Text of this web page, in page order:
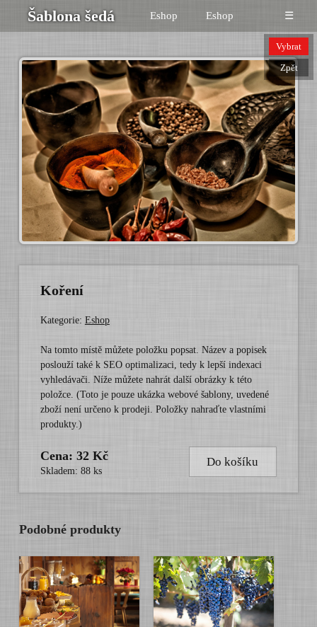
Šablona šedá Eshop Eshop ☰
Koření
Kategorie: Eshop
Na tomto místě můžete položku popsat. Název a popisek
poslouží také k SEO optimalizaci, tedy k lepší indexaci
vyhledávači. Níže můžete nahrát další obrázky k této
položce. (Toto je pouze ukázka webové šablony, uvedené
zboží není určeno k prodeji. Položky nahraďte vlastními
produkty.)
Cena: 32 Kč
Skladem: 88 ks
Do košíku
Podobné produkty
Vybrat
Zpět